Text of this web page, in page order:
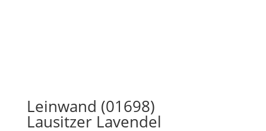
Leinwand (01698)
Lausitzer Lavendel